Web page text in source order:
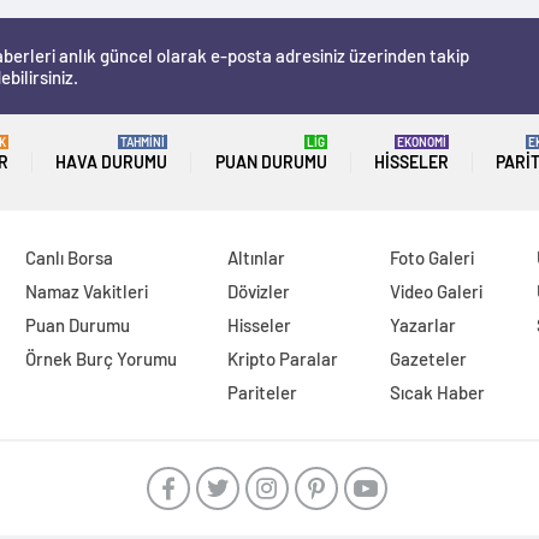
anlık güncel olarak e-posta adresiniz üzerinden takip
HAVA DURUMU
TAHMİNİ
PUAN DURUMU
LİG
HISSELER
EKONOMİ
Canlı Borsa
Namaz Vakitleri
Puan Durumu
Örnek Burç Yorumu
Altınlar
Dövizler
Hisseler
Kripto Paralar
Pariteler
Foto Galeri
Video Galeri
Yazarlar
Gazeteler
Sıcak Haber